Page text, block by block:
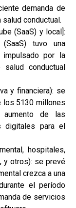
demanda de
conductual.
(SaaS) y local]:
tuvo una
por la
conductual
y financiera): se
los 5130 millones
de las
digitales para el
hospitales,
y otros): se prevé
crezca a una
el período
de servicios